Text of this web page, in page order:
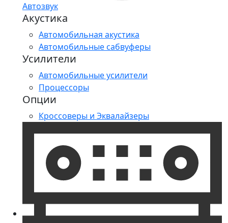
Автозвук
Акустика
Автомобильная акустика
Автомобильные сабвуферы
Усилители
Автомобильные усилители
Процессоры
Опции
Кроссоверы и Эквалайзеры